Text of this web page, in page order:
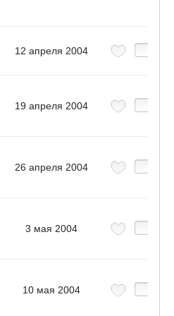
12 апреля 2004
19 апреля 2004
26 апреля 2004
3 мая 2004
10 мая 2004